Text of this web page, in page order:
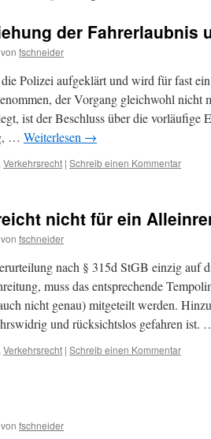
der Fahrerlaubnis
von fschneider
Polizei aufgeklärt und wird für fast
der Vorgang gleichwohl nicht
ist der Beschluss über die vorläufige
… Weiterlesen →
Verkehrsrecht | Schreib einen Kommentar
nicht für ein
von fschneider
nach § 315d StGB einzig auf
muss das entsprechende
nicht genau) mitgeteilt werden.
und rücksichtslos gefahren ist.
Verkehrsrecht | Schreib einen Kommentar
von fschneider